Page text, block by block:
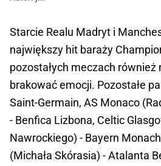
Starcie Realu Madryt i
największy hit baraży
pozostałych meczach również
brakować emocji. Pozostałe
Saint-Germain, AS Monaco
- Benfica Lizbona, Celtic
Nawrockiego) - Bayern
(Michała Skórasia) - Atalanta